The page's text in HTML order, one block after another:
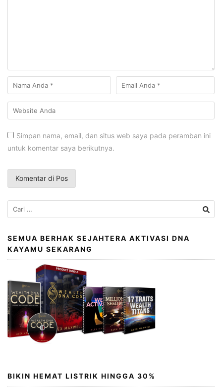
Simpan nama, email, dan situs web saya pada peramban ini
untuk komentar saya berikutnya.
Cari
untuk:
SEMUA BERHAK SEJAHTERA AKTIVASI DNA
KAYAMU SEKARANG
BIKIN HEMAT LISTRIK HINGGA 30%